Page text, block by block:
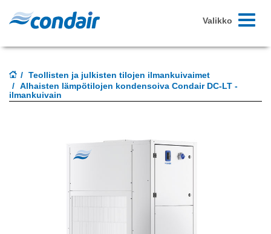
Toggle-
Valikko
Teollisten ja julkisten tilojen ilmankuivaimet
Alhaisten lämpötilojen kondensoiva Condair DC-LT -
ilmankuivain